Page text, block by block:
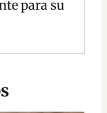
para su